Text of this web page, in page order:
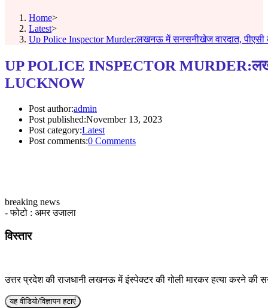
Home>
Latest>
Up Police Inspector Murder:लखनऊ में सनसनीखेज वारदात, पीएसी
UP POLICE INSPECTOR
LUCKNOW
Post author:admin
Post published:November 13, 2023
Post category:Latest
Post comments:0 Comments
breaking news
- फोटो : अमर उजाला
विस्तार
उत्तर प्रदेश की राजधानी लखनऊ में इंस्पेक्टर की गोली मारकर हत्या करने
यह वीडियो/विज्ञापन हटाएं